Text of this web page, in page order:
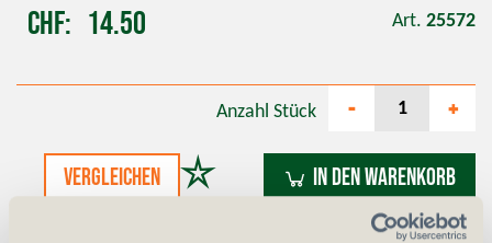
CHF 14.50 Art. 25572
vergleichen
Anzahl Stück - +
In den Warenkorb